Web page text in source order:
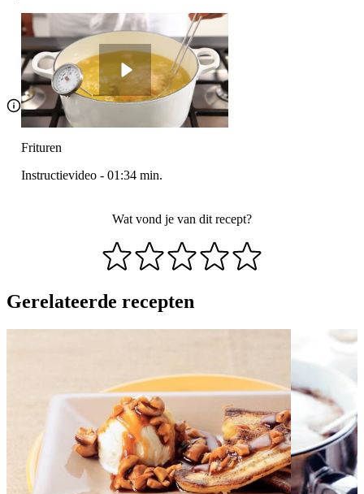
Frituren
Instructievideo - 01:34 min.
Wat vond je van dit recept?
Gerelateerde recepten